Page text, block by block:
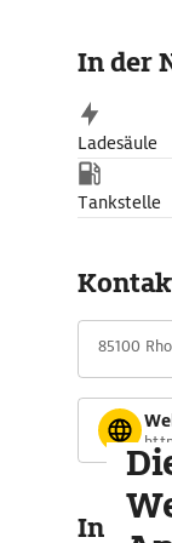
In der
Ladesäule
Tankstelle
85100
In der